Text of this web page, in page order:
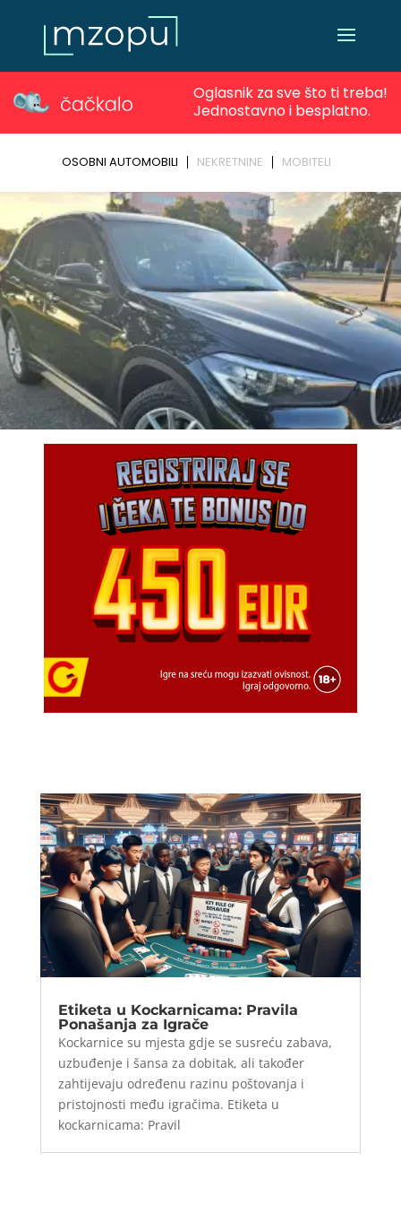
Etiketa u Kockarnicama: Pravila
Ponašanja za Igrače
Kockarnice su mjesta gdje se susreću zabava,
uzbuđenje i šansa za dobitak, ali također
zahtijevaju određenu razinu poštovanja i
pristojnosti među igračima. Etiketa u
kockarnicama: Pravil